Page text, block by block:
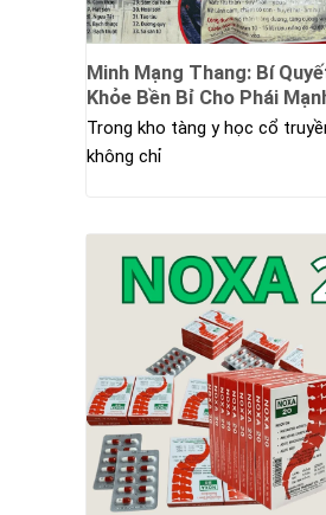
Minh Mạng Thang: Bí
Khỏe Bền Bỉ Cho Phái
Trong kho tàng y học cổ
không chỉ